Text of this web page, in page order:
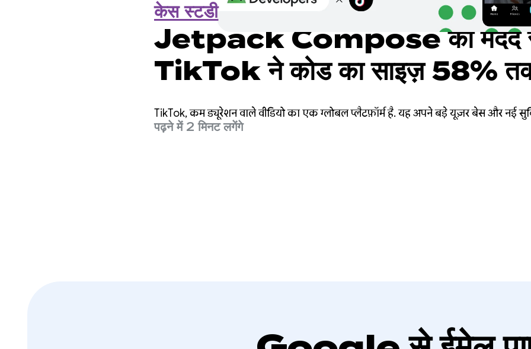
केस स्टडी
Jetpack Compose की मदद
TikTok ने कोड का साइज़ 58%
किया और नई सुविधाओं के लिए
परफ़ॉर्मेंस बेहतर की
TikTok, कम ड्यूरेशन वाले वीडियो का एक ग्लोबल प्लैटफ़ॉर्म है. यह अपने बड़े यूज़र बेस और नई
पढ़ने में 2 मिनट लगेंगे